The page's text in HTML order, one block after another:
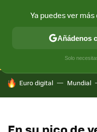
CONECTIVIDAD MÓVIL Y
HOY SE HABLA DE
Euro digital Mundial
Ya puedes ver
Añádenos
Solo